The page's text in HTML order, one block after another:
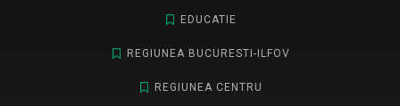
EDUCATIE
REGIUNEA BUCURESTI-ILFOV
REGIUNEA CENTRU